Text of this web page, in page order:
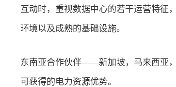
互动时，重视数据中心的若干运营特征
环境以及成熟的基础设施。
东南亚合作伙伴——新加坡，马来西亚
可获得的电力资源优势。